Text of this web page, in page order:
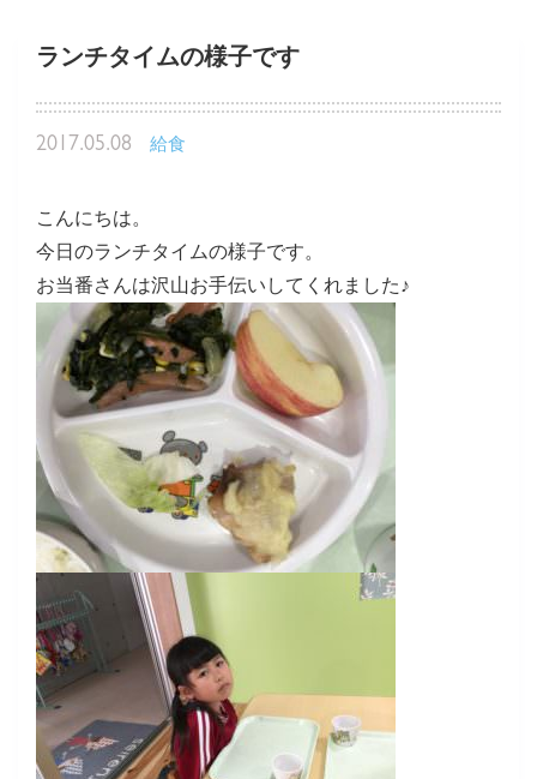
ランチタイムの様子です
2017.05.08 給食
こんにちは。
今日のランチタイムの様子です。
お当番さんは沢山お手伝いしてくれました♪